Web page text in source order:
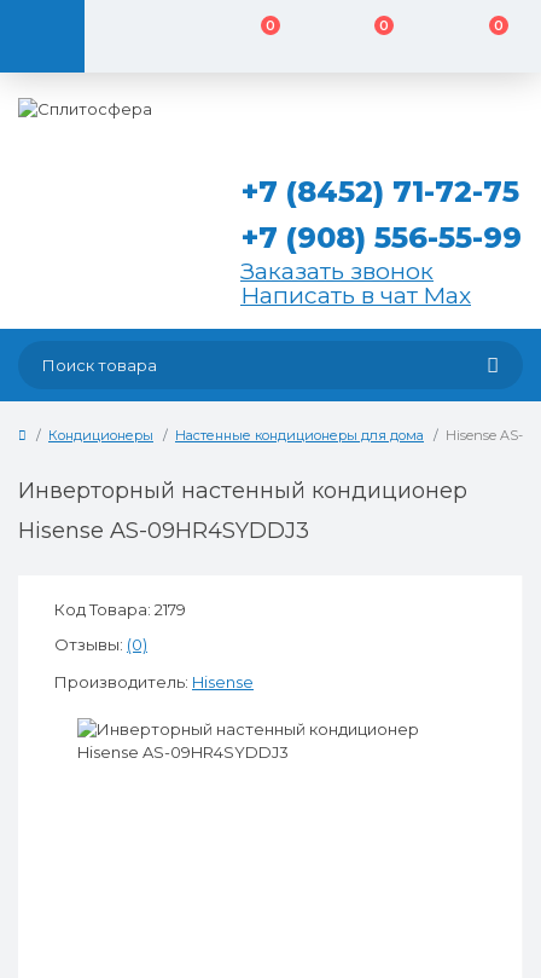
0 0 0
+7 (8452) 71-72-75
+7 (908) 556-55-99
Заказать звонок
Написать в чат Max
Кондиционеры Настенные кондиционеры для дома Hisense AS-
Инверторный настенный кондиционер
Hisense AS-09HR4SYDDJ3
Код Товара: 2179
Отзывы: (0)
Производитель: Hisense